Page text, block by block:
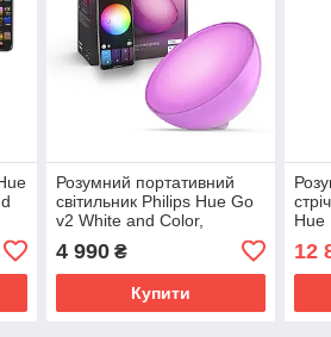
Розумний портативний
світильник Philips Hue Go
v2 White and Color,
HomeKit
4 990₴
Купити
Hue
12